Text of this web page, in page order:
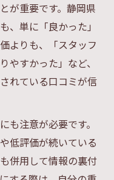
が重要です。静岡県
、単に「良かった」
よりも、「スタッフ
やすかった」など、
れている口コミが信
も注意が必要です。
低評価が続いている
併用して情報の裏付